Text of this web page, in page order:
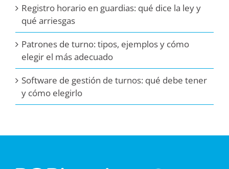
Registro horario en guardias: qué dice la ley y
qué arriesgas
Patrones de turno: tipos, ejemplos y cómo
elegir el más adecuado
Software de gestión de turnos: qué debe tener
y cómo elegirlo